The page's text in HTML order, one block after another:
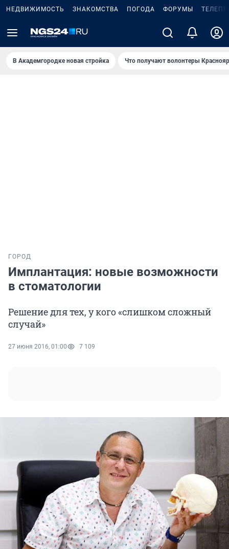
НЕДВИЖИМОСТЬ ЗНАКОМСТВА ПОГОДА ФОРУМЫ
В Академгородке новая стройка Что получают волонтеры
ГОРОД
Имплантация: новые возможности
в стоматологии
Решение для тех, у кого «слишком сложный
случай»
27 июня 2016, 01:00 7 109